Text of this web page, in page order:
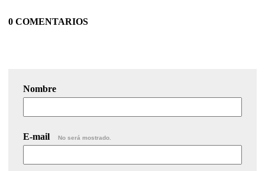
0 COMENTARIOS
Nombre
E-mail No será mostrado.